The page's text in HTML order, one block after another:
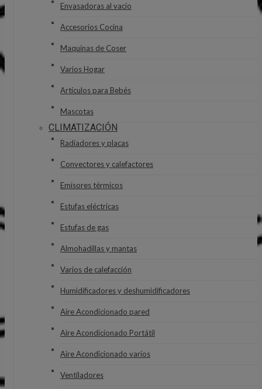
Envasadoras al vacío
Accesorios Cocina
Maquinas de Coser
Varios Hogar
Artículos para Bebés
Mascotas
CLIMATIZACIÓN
Radiadores y placas
Convectores y calefactores
Emisores térmicos
Estufas eléctricas
Estufas de gas
Almohadillas y mantas
Varios de calefacción
Humidificadores y deshumidificadores
Aire Acondicionado pared
Aire Acondicionado Portátil
Aire Acondicionado varios
Ventiladores